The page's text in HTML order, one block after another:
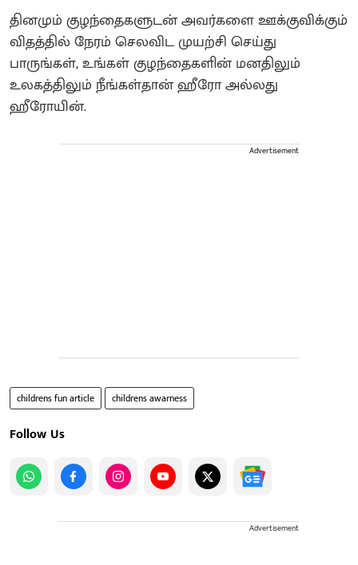
தினமும் குழந்தைகளுடன் அவர்களை ஊக்குவிக்கும்
விதத்தில் நேரம் செலவிட முயற்சி செய்து
பாருங்கள், உங்கள் குழந்தைகளின் மனதிலும்
உலகத்திலும் நீங்கள்தான் ஹீரோ அல்லது
ஹீரோயின்.
Advertisement
childrens fun article childrens awarness
Follow Us
Advertisement